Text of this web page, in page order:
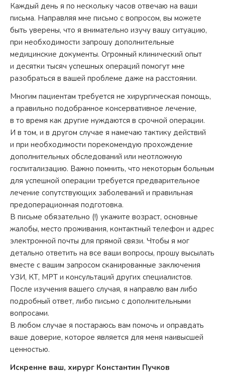
Каждый день я по нескольку часов отвечаю на ваши
письма. Направляя мне письмо с вопросом, вы можете
быть уверены, что я внимательно изучу вашу ситуацию,
при необходимости запрошу дополнительные
медицинские документы. Огромный клинический опыт
и десятки тысяч успешных операций помогут мне
разобраться в вашей проблеме даже на расстоянии.
Многим пациентам требуется не хирургическая помощь,
а правильно подобранное консервативное лечение,
в то время как другие нуждаются в срочной операции.
И в том, и в другом случае я намечаю тактику действий
и при необходимости порекомендую прохождение
дополнительных обследований или неотложную
госпитализацию. Важно помнить, что некоторым больным
для успешной операции требуется предварительное
лечение сопутствующих заболеваний и правильная
предоперационная подготовка.
В письме обязательно (!) укажите возраст, основные
жалобы, место проживания, контактный телефон и адрес
электронной почты для прямой связи. Чтобы я мог
детально ответить на все ваши вопросы, прошу высылать
вместе с вашим запросом сканированные заключения
УЗИ, КТ, МРТ и консультаций других специалистов.
После изучения вашего случая, я направлю вам либо
подробный ответ, либо письмо с дополнительными
вопросами.
В любом случае я постараюсь вам помочь и оправдать
ваше доверие, которое является для меня наивысшей
ценностью.
Искренне ваш, хирург Константин Пучков